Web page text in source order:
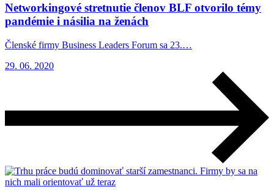
Networkingové stretnutie členov BLF otvorilo témy
pandémie i násilia na ženách
Členské firmy Business Leaders Forum sa 23.…
29. 06. 2020